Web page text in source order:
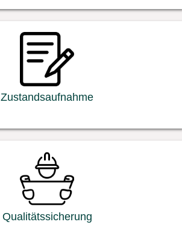
Zustandsaufnahme
Qualitätssicherung